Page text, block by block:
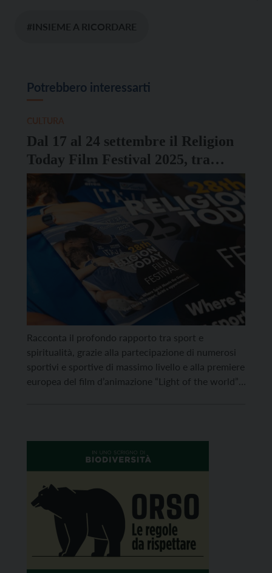
#INSIEME A RICORDARE
Potrebbero interessarti
Dal 17 al 24 settembre il Religion
Today Film Festival 2025, tra
sport e inclusione
Racconta il profondo rapporto tra sport e
spiritualità, grazie alla partecipazione di numerosi
sportivi e sportive di massimo livello e alla premiere
europea del film d’animazione “Light of the world”,